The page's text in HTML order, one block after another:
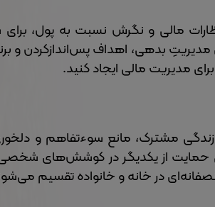
مالی و نگرش نسبت به پول،
بدهی، اهداف پس‌اندازکردن و
مدیریت مالی ایجاد کنید.
مشترک، مانع سوءتفاهم و
حمایت از یکدیگر در کوشش‌های
در خانه و خانواده تقسیم